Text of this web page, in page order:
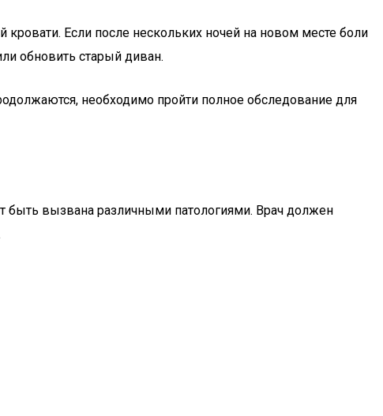
кровати. Если после нескольких ночей на новом месте боли
обновить старый диван.
необходимо пройти полное обследование для
быть вызвана различными патологиями. Врач должен